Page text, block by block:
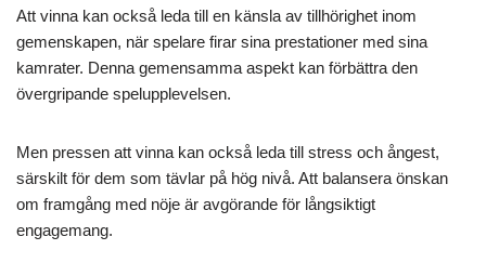
Att vinna kan också leda till en känsla av tillhörighet inom
gemenskapen, när spelare firar sina prestationer med sina
kamrater. Denna gemensamma aspekt kan förbättra den
övergripande spelupplevelsen.
Men pressen att vinna kan också leda till stress och ångest,
särskilt för dem som tävlar på hög nivå. Att balansera önskan
om framgång med nöje är avgörande för långsiktigt
engagemang.